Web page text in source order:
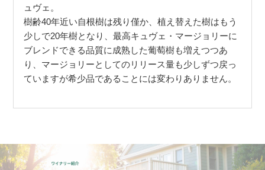
ュヴェ。
樹齢40年近い自根樹は残り僅か、植え替えた樹はもう
少しで20年樹となり、最高キュヴェ・マージョリーに
ブレンドできる品質に成熟した葡萄樹も増えつつあ
り、マージョリーとしてのリリース量も少しずつ戻っ
ていますが希少品であることには変わりありません。